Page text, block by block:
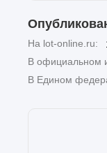
На lot-online.ru:
В официальном
В Едином